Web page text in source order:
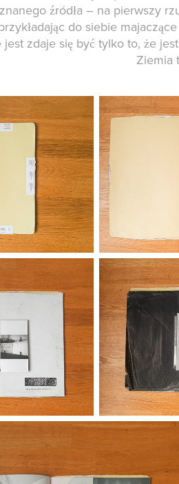
źródła – na pierwszy
do siebie
zdaje się być tylko to, że
Ziemia